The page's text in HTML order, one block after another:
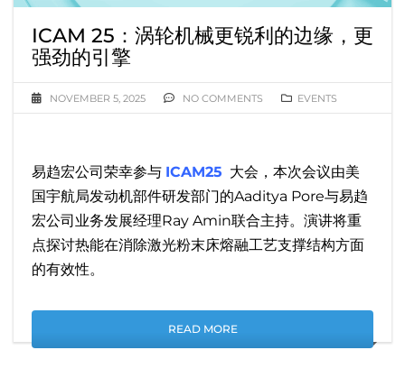
ICAM 25：涡轮机械更锐利的边缘，更
强劲的引擎
NOVEMBER 5, 2025 NO COMMENTS EVENTS
易趋宏公司荣幸参与 ICAM25 大会，本次会议由美
国宇航局发动机部件研发部门的Aaditya Pore与易趋
宏公司业务发展经理Ray Amin联合主持。演讲将重
点探讨热能在消除激光粉末床熔融工艺支撑结构方面
的有效性。
READ MORE